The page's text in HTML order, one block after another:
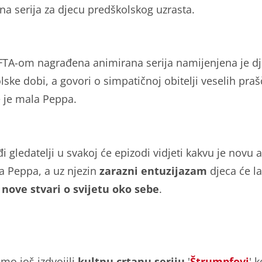
serija za djecu predškolskog uzrasta.
om nagrađena animirana serija namijenjena je
dobi, a govori o simpatičnoj obitelji veselih
mala Peppa.
gledatelji u svakoj će epizodi vidjeti kakvu je novu
Peppa, a uz njezin zarazni entuzijazam djeca će
stvari o svijetu oko sebe.